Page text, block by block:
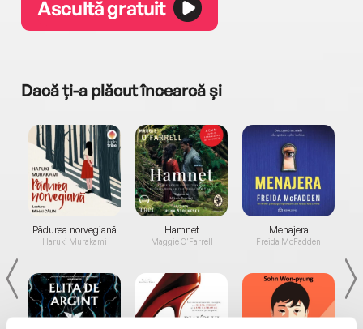
Ascultă gratuit
Dacă ți-a plăcut încearcă și
Pădurea norvegiană
Haruki Murakami
Hamnet
Maggie O'Farrell
Menajera
Freida McFadden